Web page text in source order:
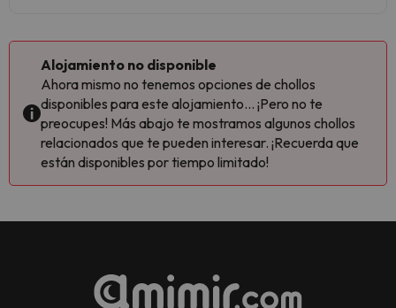
Alojamiento no disponible
Ahora mismo no tenemos opciones de chollos
disponibles para este alojamiento... ¡Pero no te
preocupes! Más abajo te mostramos algunos chollos
relacionados que te pueden interesar. ¡Recuerda que
están disponibles por tiempo limitado!